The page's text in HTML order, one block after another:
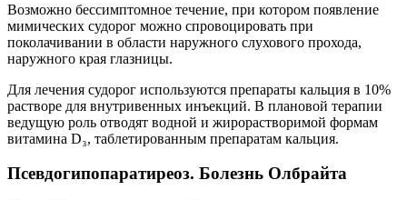
Возможно бессимптомное течение, при котором появление
мимических судорог можно спровоцировать при
поколачивании в области наружного слухового прохода,
наружного края глазницы.
Для лечения судорог используются препараты кальция в 10%
растворе для внутривенных инъекций. В плановой терапии
ведущую роль отводят водной и жирорастворимой формам
витамина D₃, таблетированным препаратам кальция.
Псевдогипопаратиреоз. Болезнь Олбрайта